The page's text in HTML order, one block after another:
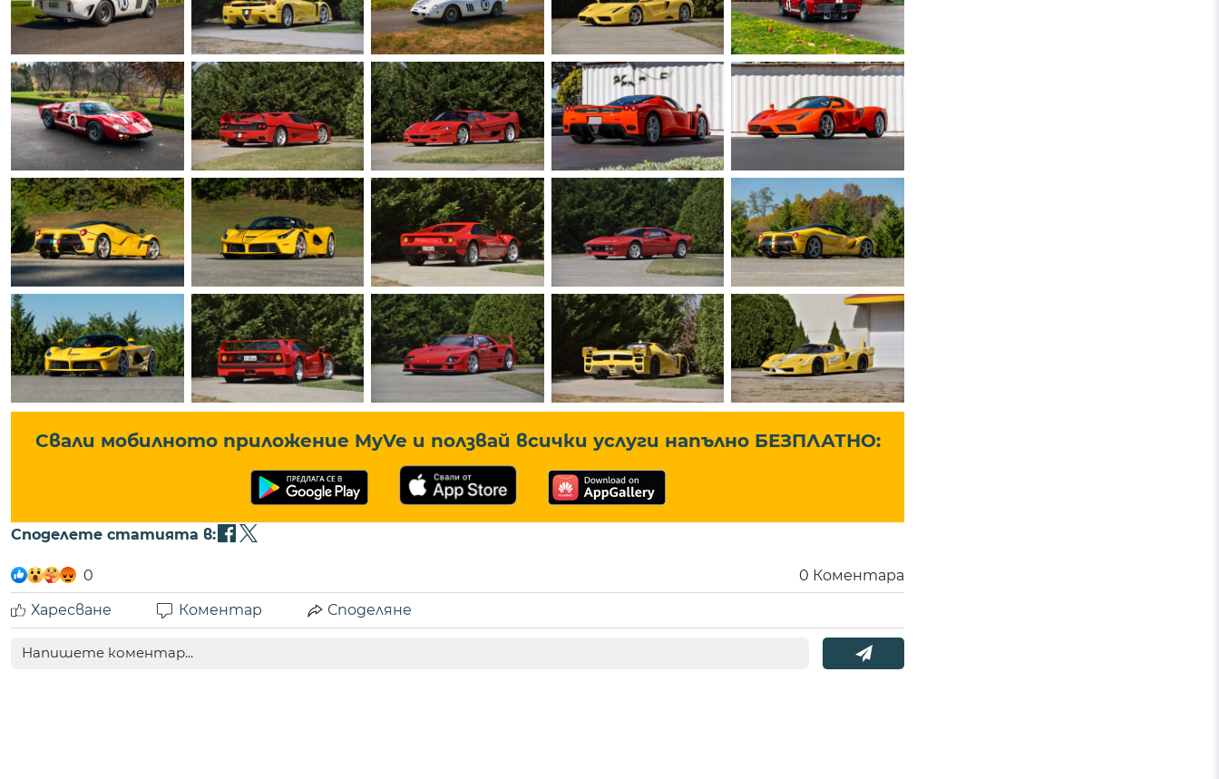
Свали мобилното приложение MyVe и ползвай всички услуги напълно БЕЗПЛАТНО:
Споделете статията в:
0 0 Коментара
Харесване
Коментар Споделяне